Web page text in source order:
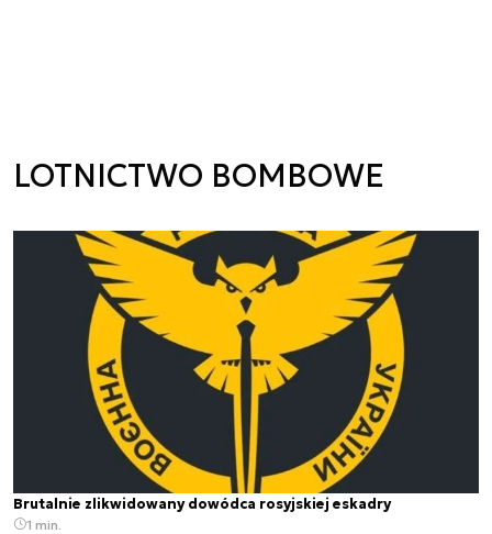
LOTNICTWO BOMBOWE
Brutalnie zlikwidowany dowódca rosyjskiej eskadry
1 min.